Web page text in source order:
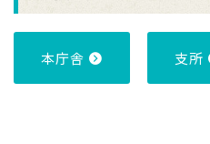
本庁舎 支所